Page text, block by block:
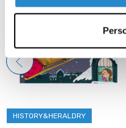
HISTORY&HERALDRY